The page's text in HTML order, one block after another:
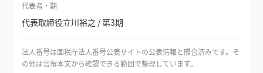
代表者・期
代表取締役立川裕之 / 第3期
法人番号は国税庁法人番号公表サイトの公表情報と照合済みです。そ
の他は官報本文から確認できる範囲で整理しています。